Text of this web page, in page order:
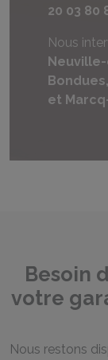
20 03 80
Nous
et
Besoin
votre
Nous restons